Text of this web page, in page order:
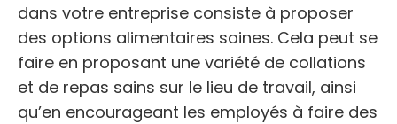
dans votre entreprise consiste à proposer
des options alimentaires saines. Cela peut se
faire en proposant une variété de collations
et de repas sains sur le lieu de travail, ainsi
qu’en encourageant les employés à faire des